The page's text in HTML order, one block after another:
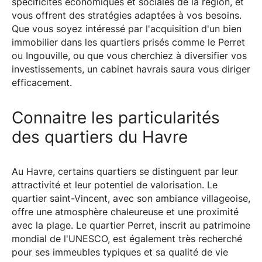
vous offrent des stratégies adaptées à vos besoins.
Que vous soyez intéressé par l'acquisition d'un bien
immobilier dans les quartiers prisés comme le Perret
ou Ingouville, ou que vous cherchiez à diversifier vos
investissements, un cabinet havrais saura vous diriger
efficacement.
Connaitre les particularités
des quartiers du Havre
Au Havre, certains quartiers se distinguent par leur
attractivité et leur potentiel de valorisation. Le
quartier saint-Vincent, avec son ambiance villageoise,
offre une atmosphère chaleureuse et une proximité
avec la plage. Le quartier Perret, inscrit au patrimoine
mondial de l'UNESCO, est également très recherché
pour ses immeubles typiques et sa qualité de vie